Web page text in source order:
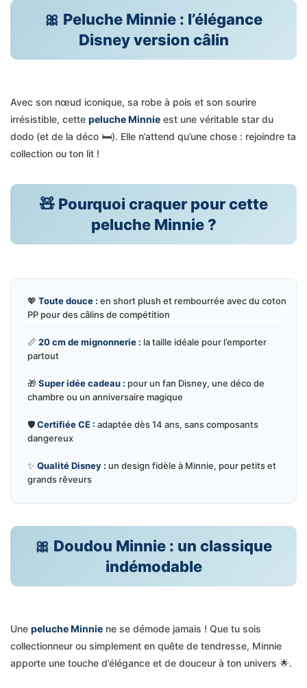
🎀 Peluche Minnie : l’élégance
Disney version câlin
Avec son nœud iconique, sa robe à pois et son sourire
irrésistible, cette peluche Minnie est une véritable star du
dodo (et de la déco 🛏️). Elle n’attend qu’une chose : rejoindre ta
collection ou ton lit !
🧸 Pourquoi craquer pour cette
peluche Minnie ?
💖 Toute douce : en short plush et rembourrée avec du coton
PP pour des câlins de compétition
📏20 cm de mignonnerie : la taille idéale pour l’emporter
partout
🎁Super idée cadeau : pour un fan Disney, une déco de
chambre ou un anniversaire magique
🛡️Certifiée CE : adaptée dès 14 ans, sans composants
dangereux
✨ Qualité Disney : un design fidèle à Minnie, pour petits et
grands rêveurs
🎀 Doudou Minnie : un classique
indémodable
Une peluche Minnie ne se démode jamais ! Que tu sois
collectionneur ou simplement en quête de tendresse, Minnie
apporte une touche d’élégance et de douceur à ton univers 🌟.